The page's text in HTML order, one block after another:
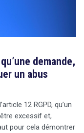
demande,
un abus
12 RGPD, qu’un
excessif et,
pour cela démontrer